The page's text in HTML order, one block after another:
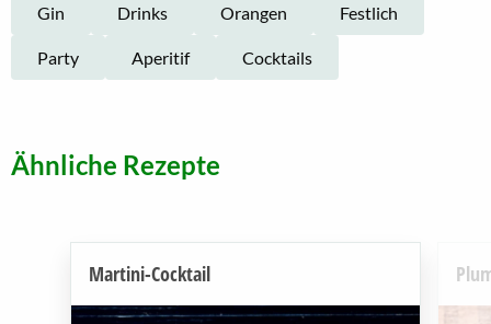
Gin Drinks Orangen Festlich
Party Aperitif Cocktails
Ähnliche Rezepte
Martini-Cocktail